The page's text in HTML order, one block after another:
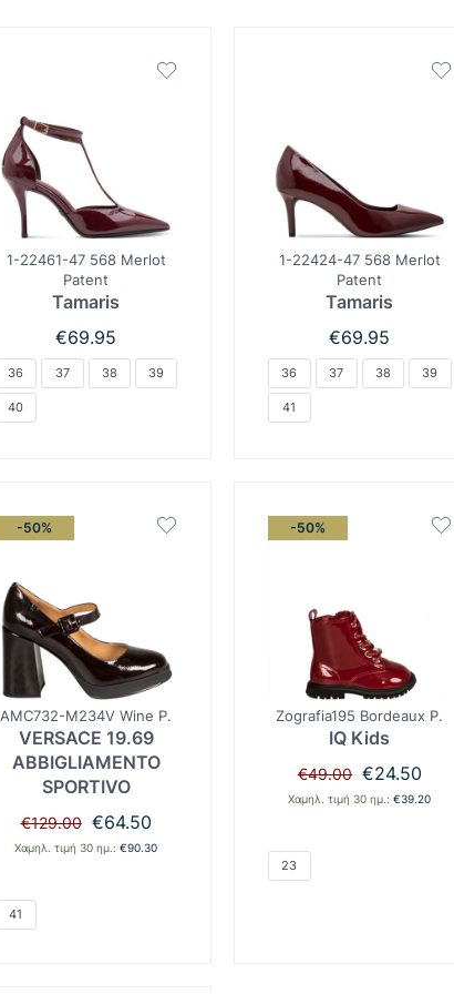
1-22461-47 568 Merlot
Patent
Tamaris
€69.95
36 37 38 39
40
1-22424-47 568 Merlot
Patent
Tamaris
€69.95
36 37 38 39
41
-50%
AMC732-M234V Wine P.
VERSACE 19.69
ABBIGLIAMENTO
SPORTIVO
€129.00 Original
was:
€64.50Η
τιμή
Χαμηλ. τιμή 30 ημ.:€90.30
41
-50%
Zografia195 Bordeaux P.
IQ Kids
€49.00 Original
was:
€24.50Η
τιμή
Χαμηλ. τιμή 30 ημ.:€39.20
23